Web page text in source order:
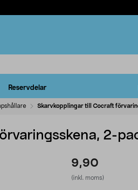
Reservdelar
Skarvkopplingar till Cocraft
2-
9,90
(inkl. moms)